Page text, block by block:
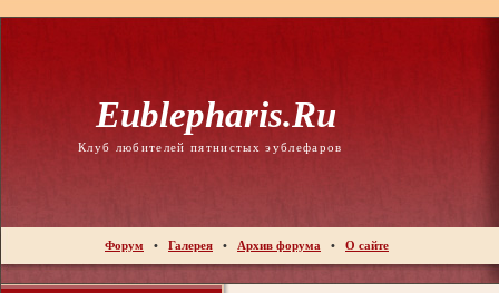
Eublepharis.ru
Клуб любителей пятнистых эублефаров
Форум • Галерея • Архив форума • О сайте